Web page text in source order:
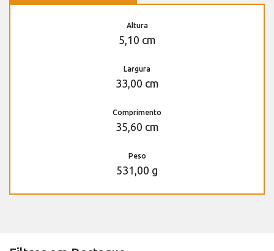
Altura
5,10 cm
Largura
33,00 cm
Comprimento
35,60 cm
Peso
531,00 g